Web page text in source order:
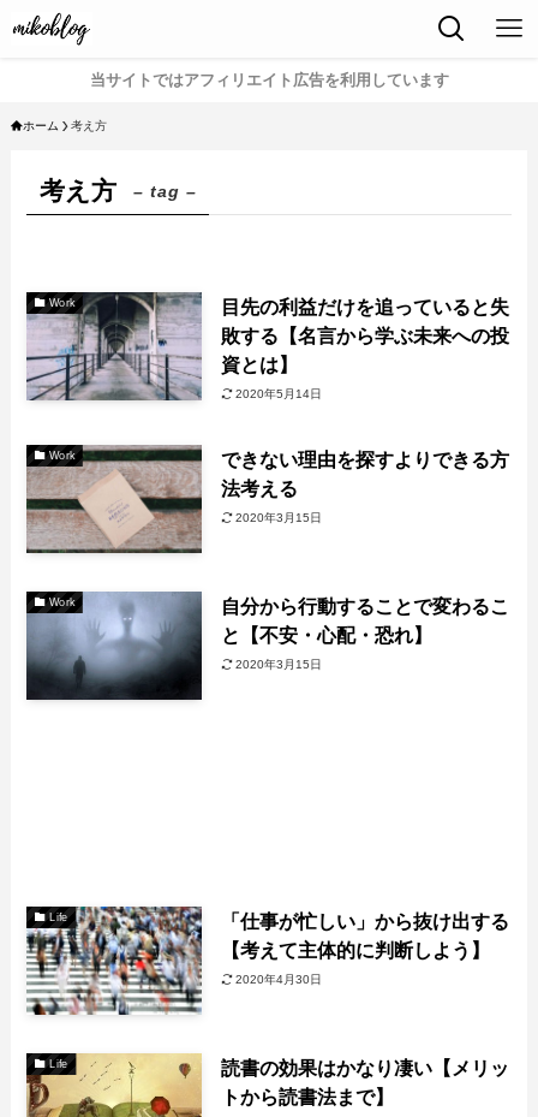
当サイトではアフィリエイト広告を利用しています
ホーム 考え方
考え方 – tag –
Work
目先の利益だけを追っていると失
敗する【名言から学ぶ未来への投
資とは】
2020年5月14日
Work
できない理由を探すよりできる方
法考える
2020年3月15日
Work
自分から行動することで変わるこ
と【不安・心配・恐れ】
2020年3月15日
Life
「仕事が忙しい」から抜け出する
【考えて主体的に判断しよう】
2020年4月30日
Life
読書の効果はかなり凄い【メリッ
トから読書法まで】